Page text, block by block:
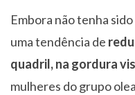
Embora não tenha
uma tendência de
quadril, na gordura
mulheres do grupo